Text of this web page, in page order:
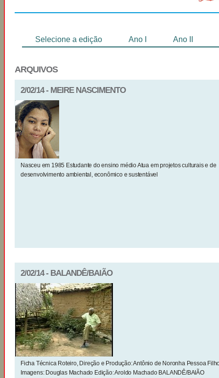
Selecione a edição Ano I Ano II
ARQUIVOS
2/02/14 - MEIRE NASCIMENTO
Nasceu em 1985 Estudante do ensino médio Atua em projetos culturais e de
desenvolvimento ambiental, econômico e sustentável
2/02/14 - BALANDÊ/BAIÃO
Ficha Técnica Roteiro, Direção e Produção: Antônio de Noronha Pessoa
Imagens: Douglas Machado Edição: Aroldo Machado BALANDÊ/BAIÃO